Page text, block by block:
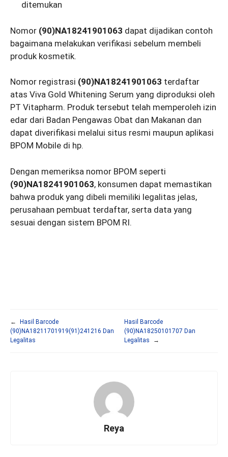
ditemukan
Nomor (90)NA18241901063 dapat dijadikan contoh
bagaimana melakukan verifikasi sebelum membeli
produk kosmetik.
Nomor registrasi (90)NA18241901063 terdaftar
atas Viva Gold Whitening Serum yang diproduksi oleh
PT Vitapharm. Produk tersebut telah memperoleh izin
edar dari Badan Pengawas Obat dan Makanan dan
dapat diverifikasi melalui situs resmi maupun aplikasi
BPOM Mobile di hp.
Dengan memeriksa nomor BPOM seperti
(90)NA18241901063, konsumen dapat memastikan
bahwa produk yang dibeli memiliki legalitas jelas,
perusahaan pembuat terdaftar, serta data yang
sesuai dengan sistem BPOM RI.
←
Hasil Barcode
(90)NA18211701919(91)241216 Dan
Legalitas
Hasil Barcode
(90)NA18250101707 Dan
Legalitas
→
Reya